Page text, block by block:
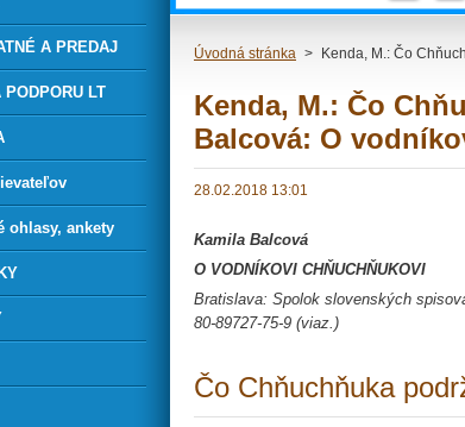
Úvodná stránka > Kenda, M.: Čo
Kenda, M.: Čo
Balcová: O
28.02.2018 13:01
Kamila Balcová
O VODNÍKOVI CHŇUCHŇUKOVI
Bratislava: Spolok slovenských
80-89727-75-9 (viaz.)
Čo Chňuchňuka
A PREDAJ
PODPORU LT
ohlasy, ankety